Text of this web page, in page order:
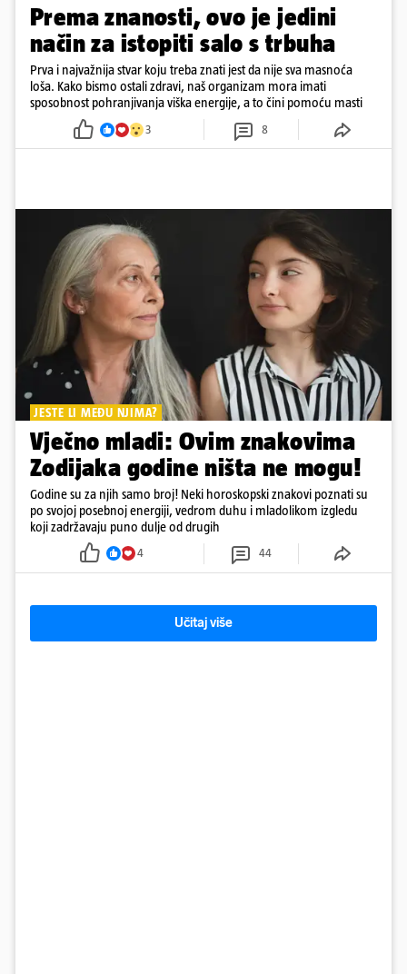
Prema znanosti, ovo je jedini
način za istopiti salo s trbuha
Prva i najvažnija stvar koju treba znati jest da nije sva masnoća
loša. Kako bismo ostali zdravi, naš organizam mora imati
sposobnost pohranjivanja viška energije, a to čini pomoću masti
3 8
JESTE LI MEĐU NJIMA?
Vječno mladi: Ovim znakovima
Zodijaka godine ništa ne mogu!
Godine su za njih samo broj! Neki horoskopski znakovi poznati su
po svojoj posebnoj energiji, vedrom duhu i mladolikom izgledu
koji zadržavaju puno dulje od drugih
4 44
Učitaj više